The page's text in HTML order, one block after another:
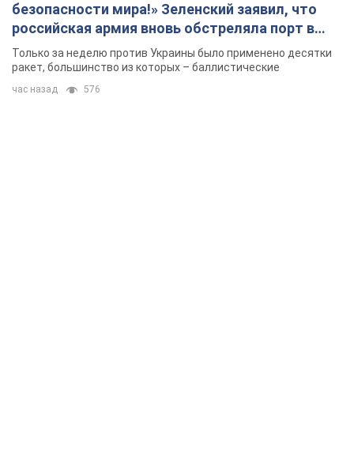
безопасности мира!» Зеленский заявил, что
российская армия вновь обстреляла порт в
Одессе
Только за неделю против Украины было применено десятки
ракет, большинство из которых – баллистические
час назад 576